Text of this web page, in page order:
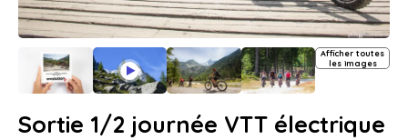
Afficher toutes
les images
Sortie 1/2 journée VTT électrique